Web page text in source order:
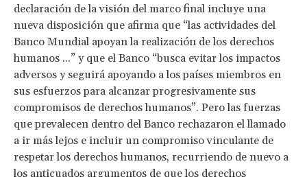
declaración de la visión del marco final incluye una
nueva disposición que afirma que “las actividades del
Banco Mundial apoyan la realización de los derechos
humanos ...” y que el Banco “busca evitar los impactos
adversos y seguirá apoyando a los países miembros en
sus esfuerzos para alcanzar progresivamente sus
compromisos de derechos humanos”. Pero las fuerzas
que prevalecen dentro del Banco rechazaron el llamado
a ir más lejos e incluir un compromiso vinculante de
respetar los derechos humanos, recurriendo de nuevo a
los anticuados argumentos de que los derechos